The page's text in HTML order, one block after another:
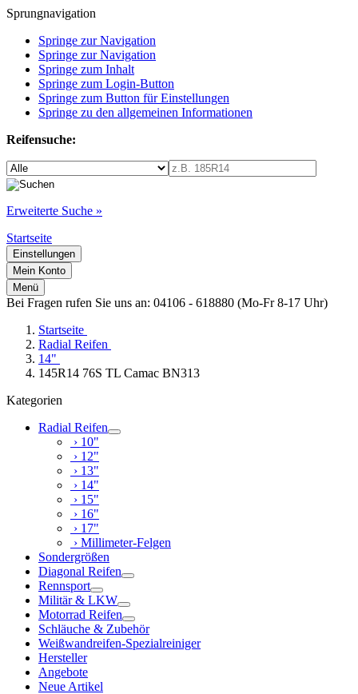
Sprungnavigation
Springe zur Navigation
Springe zur Navigation
Springe zum Inhalt
Springe zum Login-Button
Springe zum Button für Einstellungen
Springe zu den allgemeinen Informationen
Reifensuche:
Erweiterte Suche »
Startseite
Einstellungen
Mein Konto
Menü
Bei Fragen rufen Sie uns an: 04106 - 618880 (Mo-Fr 8-17 Uhr)
Startseite
Radial Reifen
14"
145R14 76S TL Camac BN313
Kategorien
Radial Reifen
› 10"
› 12"
› 13"
› 14"
› 15"
› 16"
› 17"
› Millimeter-Felgen
Sondergrößen
Diagonal Reifen
Rennsport
Militär & LKW
Motorrad Reifen
Schläuche & Zubehör
Weißwandreifen-Spezialreiniger
Hersteller
Angebote
Neue Artikel